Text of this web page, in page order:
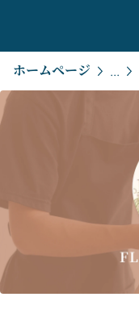
ホームページ ...